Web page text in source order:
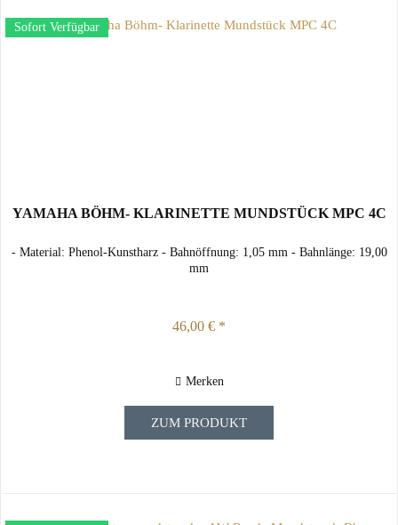
Sofort Verfügbar
YAMAHA BÖHM- KLARINETTE MUNDSTÜCK MPC 4C
- Material: Phenol-Kunstharz - Bahnöffnung: 1,05 mm - Bahnlänge: 19,00
mm
46,00 € *
Merken
ZUM PRODUKT